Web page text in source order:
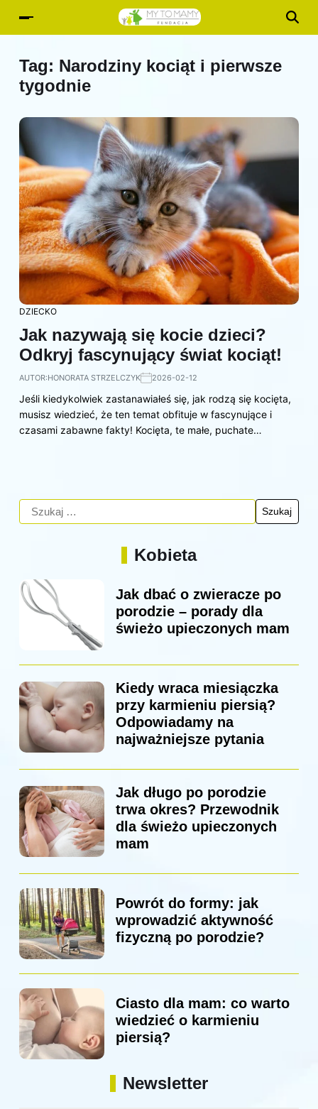
Tag: Narodziny kociąt i pierwsze
tygodnie
DZIECKO
Jak nazywają się kocie dzieci?
Odkryj fascynujący świat kociąt!
AUTOR:HONORATA STRZELCZYK 2026-02-12
Jeśli kiedykolwiek zastanawiałeś się, jak rodzą się kocięta,
musisz wiedzieć, że ten temat obfituje w fascynujące i
czasami zabawne fakty! Kocięta, te małe, puchate…
Kobieta
Jak dbać o zwieracze po
porodzie – porady dla
świeżo upieczonych mam
Kiedy wraca miesiączka
przy karmieniu piersią?
Odpowiadamy na
najważniejsze pytania
Jak długo po porodzie
trwa okres? Przewodnik
dla świeżo upieczonych
mam
Powrót do formy: jak
wprowadzić aktywność
fizyczną po porodzie?
Ciasto dla mam: co warto
wiedzieć o karmieniu
piersią?
Newsletter